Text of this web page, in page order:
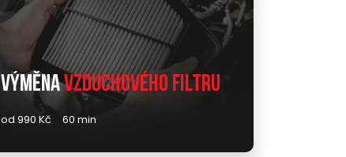
Výměnavzduchového filtru
od 990 Kč 60 min